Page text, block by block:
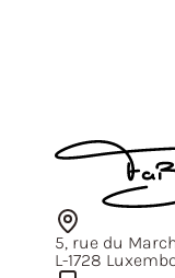
5, rue du
L-1728